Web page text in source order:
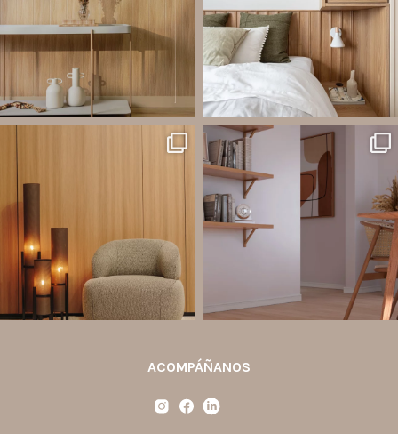
...
Líneas como Waves, Gizé y...
Jul 14
1 0
paredes decorativas, respaldos de
2 0
santaluzia.es
¿Zócalo blanco, negro, gris, fendi o
beige? La elección puede cambiar por
completo la percepción de un
ambiente y aportar aún más valor a tu
proyecto.
ACOMPÁÑANOS